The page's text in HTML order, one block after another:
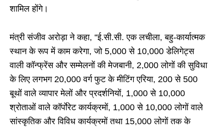
शामिल होंगे।
मंत्री संजीव अरोड़ा ने कहा, “ई.सी.सी. एक लचीला, बहु-कार्यात्मक
स्थान के रूप में काम करेगा, जो 5,000 से 10,000 डेलिगेट्स
वाली कॉन्फ्रेंस और सम्मेलनों की मेजबानी, 2,000 लोगों की सुविधा
के लिए लगभग 20,000 वर्ग फुट के मीटिंग एरिया, 200 से 500
बूथों वाले व्यापार मेलों और प्रदर्शनियों, 1,000 से 10,000
श्रोताओं वाले कॉर्पाेरेट कार्यक्रमों, 1,000 से 10,000 लोगों वाले
सांस्कृतिक और विविध कार्यक्रमों तथा 15,000 लोगों तक के